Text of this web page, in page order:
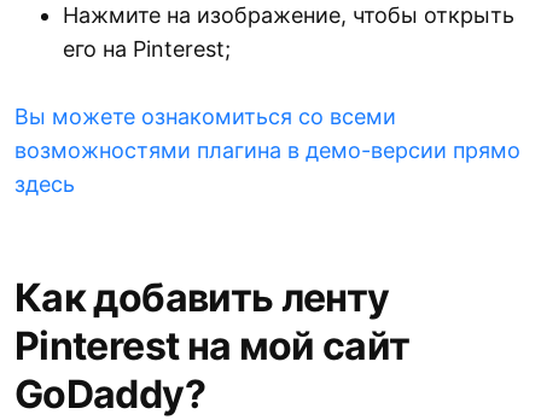
Нажмите на изображение, чтобы открыть
его на Pinterest;
Вы можете ознакомиться со всеми
возможностями плагина в демо-версии прямо
здесь
Как добавить ленту
Pinterest на мой сайт
GoDaddy?